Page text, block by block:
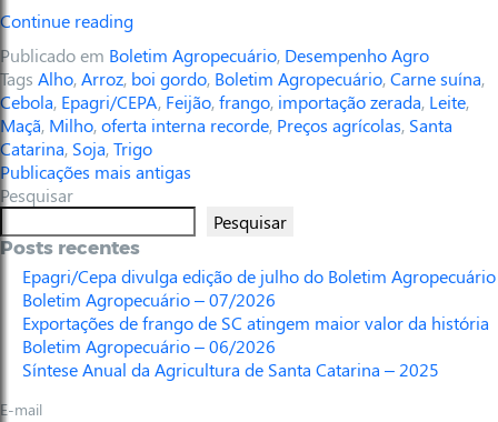
Continue reading
Publicado em Boletim Agropecuário, Desempenho Agro
Tags Alho,Arroz, boi gordo, Boletim Agropecuário,Carne suína,
Cebola, Epagri/CEPA, Feijão,frango, importação zerada, Leite,
Maçã, Milho,oferta interna recorde, Preços agrícolas, Santa
Catarina, Soja,Trigo
Publicações mais antigas
Pesquisar
Pesquisar
Posts recentes
Epagri/Cepa divulga edição de julho do Boletim Agropecuário
Boletim Agropecuário – 07/2026
Exportações de frango de SC atingem maior valor da história
Boletim Agropecuário – 06/2026
Síntese Anual da Agricultura de Santa Catarina – 2025
E-mail